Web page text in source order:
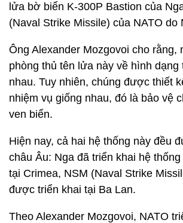
lửa bờ biển K-300P Bastion của
(Naval Strike Missile) của NATO do
Ông Alexander Mozgovoi cho rằng,
phòng thủ tên lửa này về hình dạng
nhau. Tuy nhiên, chúng được thiết
nhiệm vụ giống nhau, đó là bảo vệ
ven biển.
Hiện nay, cả hai hệ thống này đều
châu Âu: Nga đã triển khai hệ
tại Crimea, NSM (Naval Strike
được triển khai tại Ba Lan.
Theo Alexander Mozgovoi, NATO